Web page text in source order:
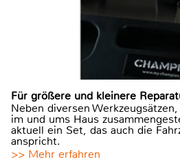
Für größere und kleinere
Neben diversen
im und ums Haus
aktuell ein Set, das auch die
anspricht.
>> Mehr erfahren